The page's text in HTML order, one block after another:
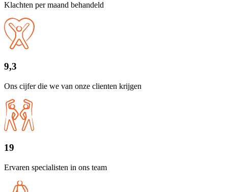
Klachten per maand behandeld
9,3
Ons cijfer die we van onze clienten krijgen
19
Ervaren specialisten in ons team